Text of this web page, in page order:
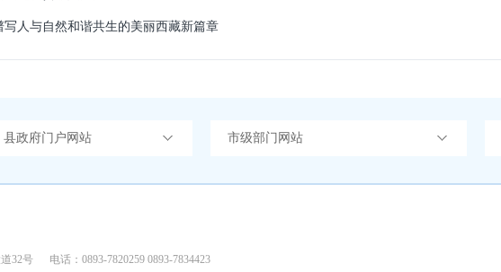
人与自然和谐共生的美丽西藏新篇章
县政府门户网站 市级部门网站
32号 电话：0893-7820259 0893-7834423